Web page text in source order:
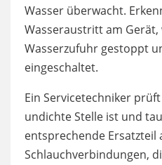
Wasser überwacht.
Wasseraustritt am
Wasserzufuhr gestoppt
eingeschaltet.
Ein Servicetechniker
undichte Stelle ist und
entsprechende Ersatzteil
Schlauchverbindungen,